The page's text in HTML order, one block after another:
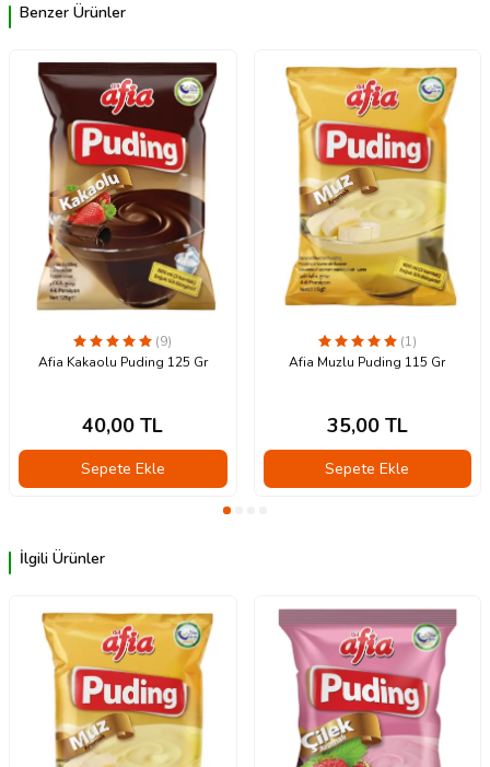
Benzer Ürünler
(9)
Afia Kakaolu Puding 125 Gr
40,00 TL
Sepete Ekle
(1)
Afia Muzlu Puding 115 Gr
35,00TL
Sepete Ekle
İlgili Ürünler